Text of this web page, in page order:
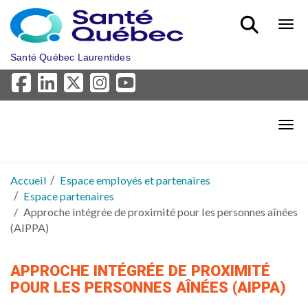
Aller au menu principal
Santé Québec Laurentides
Accueil
Espace employés et partenaires
Espace partenaires
Approche intégrée de proximité pour les personnes aînées
(AIPPA)
APPROCHE INTÉGRÉE DE PROXIMITÉ
POUR LES PERSONNES AÎNÉES (AIPPA)